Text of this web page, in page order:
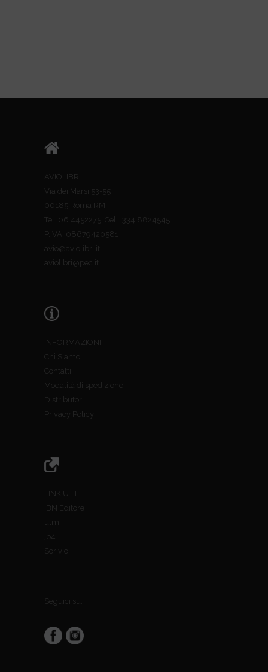
AVIOLIBRI
Via dei Marsi 53-55
00185 Roma RM
Tel. 06.4452275; Cell. 334.8824545
P.IVA: 08679420581
avio@aviolibri.it
aviolibri@pec.it
INFORMAZIONI
Chi Siamo
Contatti
Modalità di spedizione
Distributori
Privacy Policy
LINK UTILI
IBN Editore
ulm
jp4
Scrivici
Seguici su: